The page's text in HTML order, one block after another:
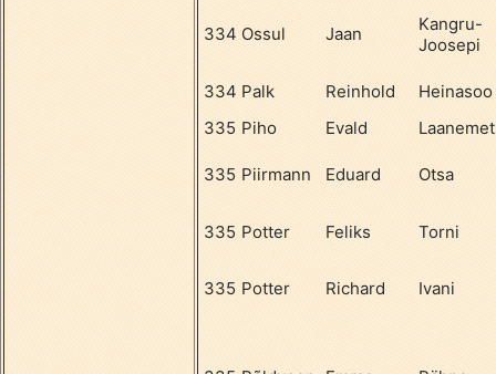
334 Ossul Jaan
Kangru-
Joosepi
334 Palk Reinhold
Heinasoo
335 Piho Evald
335 Piirmann Eduard Otsa
335 Potter Feliks Torni
335 Potter Richard Ivani